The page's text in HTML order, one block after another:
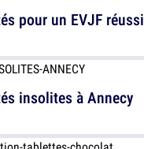
pour un EVJF réussi
insolites à Annecy